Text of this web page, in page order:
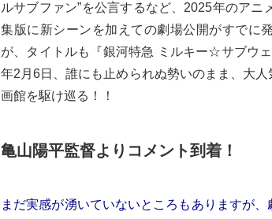
ルサブファン”を公言するなど、2025年のア
集版に新シーンを加えての劇場公開がすでに
が、タイトルも『銀河特急 ミルキー☆サブウ
年2月6日、誰にも止められぬ勢いのまま、大
画館を駆け巡る！！
亀山陽平監督よりコメント到着！
まだ実感が湧いていないところもありますが